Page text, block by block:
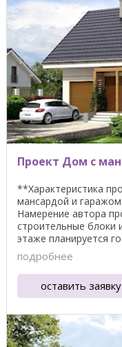
Проект Дом с
**Характеристика
мансардой и
Намерение автора
строительные
этаже планируется
подробнее
оставить заявку